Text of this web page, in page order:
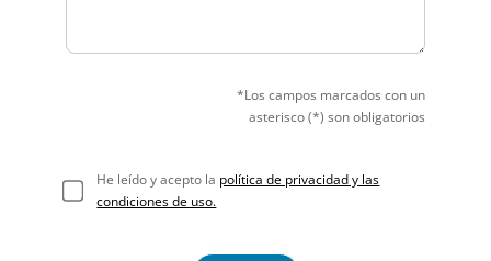
*Los campos marcados con un
asterisco (*) son obligatorios
He leído y acepto la política de privacidad y las
condiciones de uso.